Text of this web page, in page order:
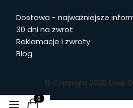
Dostawa - najważniejsze
30 dni na zwrot
Reklamacje i zwroty
Blog
© Copyright 2026 Dwie
Produkty w koszyku: 0. Zobacz